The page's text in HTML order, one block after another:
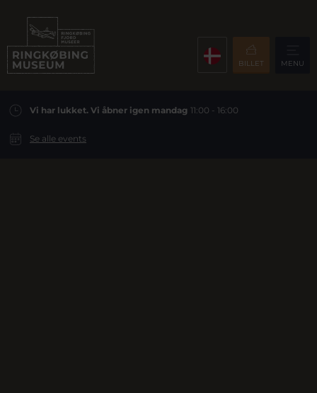
BILLET MENU
Vi har lukket. Vi åbner igen mandag 11:00 - 16:00
Se alle events